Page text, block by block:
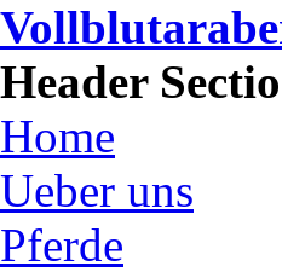
Header
Home
Ueber uns
Pferde